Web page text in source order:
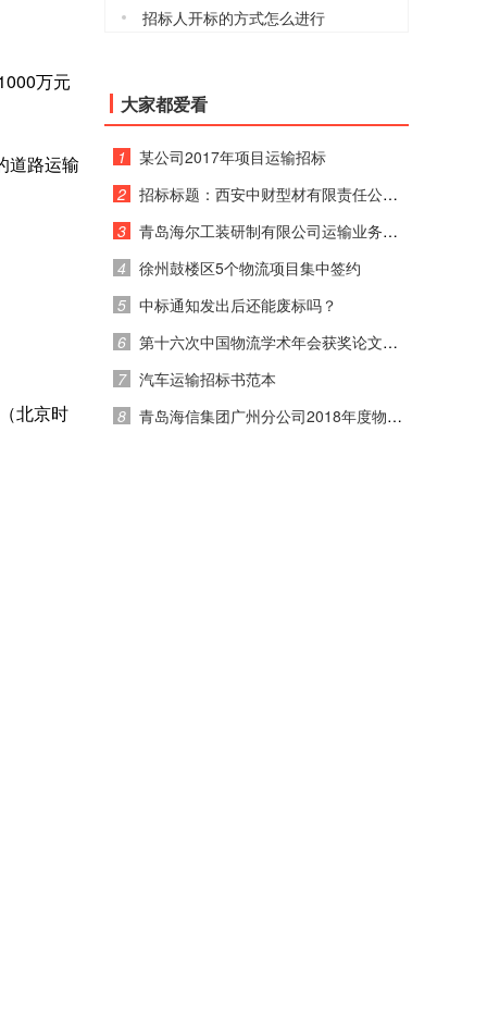
万元
道路运输
北京时
招标人开标的方式怎么进行
大家都爱看
1
2
3
4
5
6
7
8
某公司2017年项目运输招标
招标标题：西安中财型材有限责任公司 2017年运输招标公告
青岛海尔工装研制有限公司运输业务竞价通知
徐州鼓楼区5个物流项目集中签约
中标通知发出后还能废标吗？
第十六次中国物流学术年会获奖论文公示
汽车运输招标书范本
青岛海信集团广州分公司2018年度物流运输招标公告